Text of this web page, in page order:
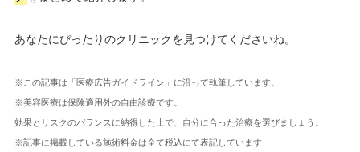
あなたにぴったりのクリニックを見つけてくださいね。
※この記事は「医療広告ガイドライン」に沿って執筆しています。
※美容医療は保険適用外の自由診療です。
効果とリスクのバランスに納得した上で、自分に合った治療を選びましょう。
※記事に掲載している施術料金は全て税込にて表記しています